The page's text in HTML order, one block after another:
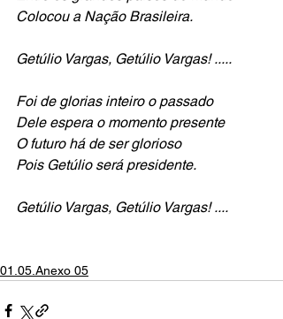
Colocou a Nação Brasileira.
Getúlio Vargas, Getúlio Vargas! .....
Foi de glorias inteiro o passado
Dele espera o momento presente
O futuro há de ser glorioso
Pois Getúlio será presidente.
Getúlio Vargas, Getúlio Vargas! ....
01.05.Anexo 05